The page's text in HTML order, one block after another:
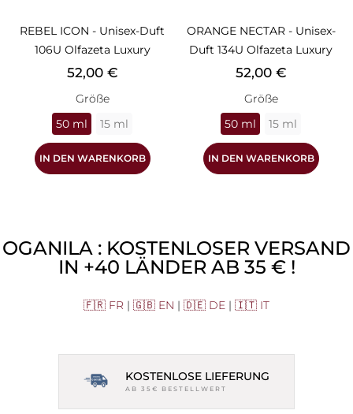
REBEL ICON - Unisex-Duft
106U Olfazeta Luxury
Preis
52,00 €
Größe
50 ml
15 ml
IN DEN WARENKORB
ORANGE NECTAR - Unisex-
Duft 134U Olfazeta Luxury
Preis
52,00 €
Größe
50 ml
15 ml
IN DEN WARENKORB
OGANILA : KOSTENLOSER VERSAND
IN +40 LÄNDER AB 35 € !
🇫🇷 FR | 🇬🇧 EN | 🇩🇪 DE | 🇮🇹 IT
KOSTENLOSE LIEFERUNG
AB 35€ BESTELLWERT